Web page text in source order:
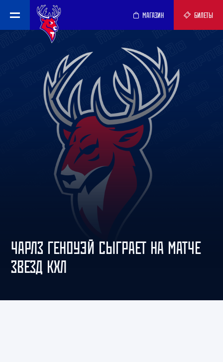
МАГАЗИН БИЛЕТЫ
ЧАРЛЗ ГЕНОУЭЙ СЫГРАЕТ НА МАТЧЕ
ЗВЕЗД КХЛ